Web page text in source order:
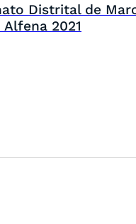
Distrital de
2021